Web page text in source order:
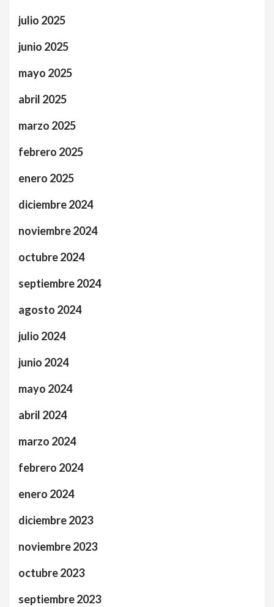
julio 2025
junio 2025
mayo 2025
abril 2025
marzo 2025
febrero 2025
enero 2025
diciembre 2024
noviembre 2024
octubre 2024
septiembre 2024
agosto 2024
julio 2024
junio 2024
mayo 2024
abril 2024
marzo 2024
febrero 2024
enero 2024
diciembre 2023
noviembre 2023
octubre 2023
septiembre 2023